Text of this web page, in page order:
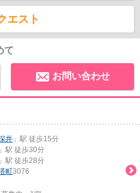
エスト
て
お問い合わせ
井 」駅 徒歩15分
」駅 徒歩30分
」駅 徒歩28分
町3076